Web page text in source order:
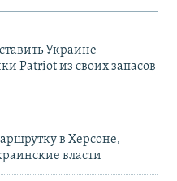
Украине
Patriot из своих запасов
в Херсоне,
власти